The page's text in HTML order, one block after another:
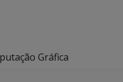
Gráfica